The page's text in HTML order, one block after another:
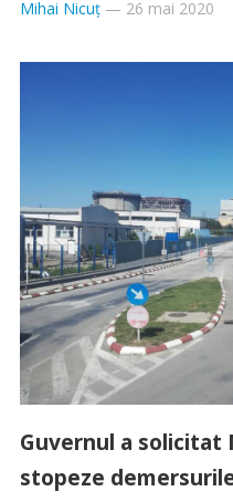
Mihai Nicuț— 26 mai 2020
Guvernul a solicitat
stopeze